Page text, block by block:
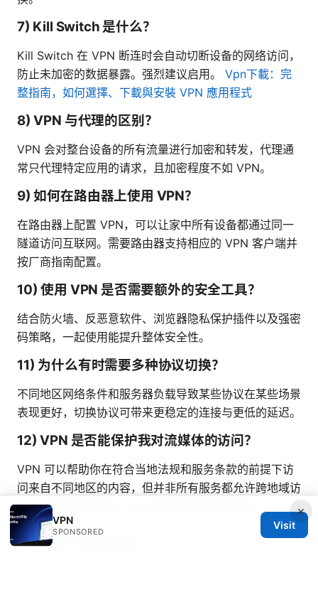
7) Kill Switch 是什么？
Kill Switch 在 VPN 断连时会自动切断设备的网络访问，
防止未加密的数据暴露。强烈建议启用。 Vpn下載：完
整指南，如何選擇、下載與安裝 VPN 應用程式
8) VPN 与代理的区别？
VPN 会对整台设备的所有流量进行加密和转发，代理通
常只代理特定应用的请求，且加密程度不如 VPN。
9) 如何在路由器上使用 VPN？
在路由器上配置 VPN，可以让家中所有设备都通过同一
隧道访问互联网。需要路由器支持相应的 VPN 客户端并
按厂商指南配置。
10) 使用 VPN 是否需要额外的安全工具？
结合防火墙、反恶意软件、浏览器隐私保护插件以及强密
码策略，一起使用能提升整体安全性。
11) 为什么有时需要多种协议切换？
不同地区网络条件和服务器负载导致某些协议在某些场景
表现更好，切换协议可带来更稳定的连接与更低的延迟。
12) VPN 是否能保护我对流媒体的访问？
VPN 可以帮助你在符合当地法规和服务条款的前提下访
问来自不同地区的内容，但并非所有服务都允许跨地域访
问，且有些服务会对 VPN 用户进行检测与限制。
全平台
vpn：覆盖 Windows、macOS、iOS、Android、Linux
与路由器的完整使用指南
×
VPN
SPONSORED
Visit